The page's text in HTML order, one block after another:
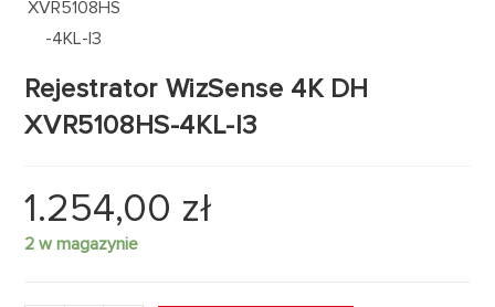
Rejestrator WizSense 4K DH
XVR5108HS-4KL-I3
1.254,00 zł
2 w magazynie